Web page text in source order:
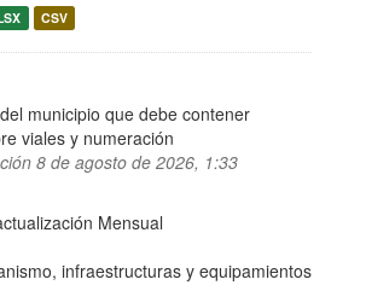
CSV
municipio que debe contener
viales y numeración
8 de agosto de 2026, 1:33
Mensual
infraestructuras y equipamientos